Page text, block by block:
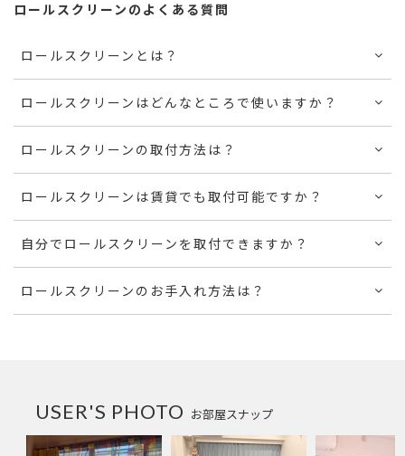
サスティナブルなモノ作り等、
ロールスクリーンのよくある質問
ロールスクリーンとは？
ロールスクリーンはどんなところで使いますか？
ロールスクリーンの取付方法は？
ロールスクリーンは賃貸でも取付可能ですか？
自分でロールスクリーンを取付できますか？
ロールスクリーンのお手入れ方法は？
お部屋スナップ
USER'S PHOTO